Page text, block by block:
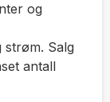
og
strøm. Salg
antall